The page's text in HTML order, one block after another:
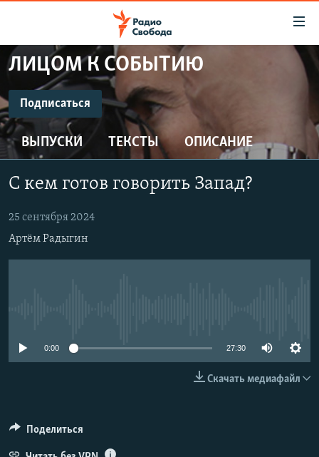
упрощенного
доступа
Вернуться
к
основному
содержанию
Вернутся
главной
Вернутся
ПРОГРАММЫ
ПОДКАСТЫ
АВТОРСКИЕ ПРОЕКТЫ
ЦИТАТЫ СВОБОДЫ
МНЕНИЯ
ЛИЦОМ К СОБЫТИЮ
Подписаться
ПОДПИСАТЬСЯ
ВЫПУСКИ ТЕКСТЫ ОПИСАНИЕ
С кем готов говорить Запад?
25 сентября 2024
Артём Радыгин
0:00 27:30
Скачать медиафайл
Поделиться